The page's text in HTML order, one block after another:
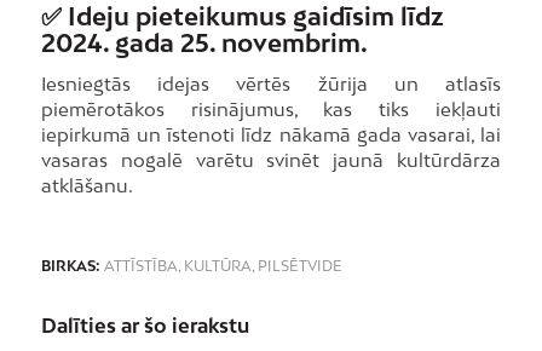
✅ Ideju pieteikumus gaidīsim līdz
2024. gada 25. novembrim.
Iesniegtās idejas vērtēs žūrija un atlasīs
piemērotākos risinājumus, kas tiks iekļauti
iepirkumā un īstenoti līdz nākamā gada vasarai, lai
vasaras nogalē varētu svinēt jaunā kultūrdārza
atklāšanu.
BIRKAS: ATTĪSTĪBA, KULTŪRA, PILSĒTVIDE
Dalīties ar šo ierakstu